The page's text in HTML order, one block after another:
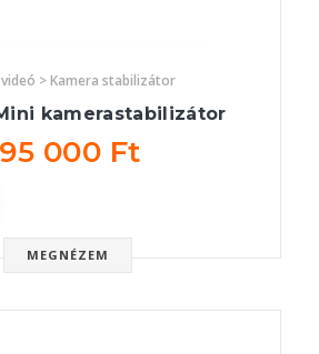
> Kamera stabilizátor
kamerastabilizátor
95 000 Ft
MEGNÉZEM